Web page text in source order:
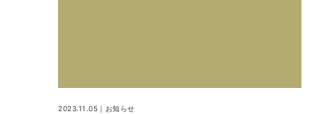
2023.11.05｜ お知らせ